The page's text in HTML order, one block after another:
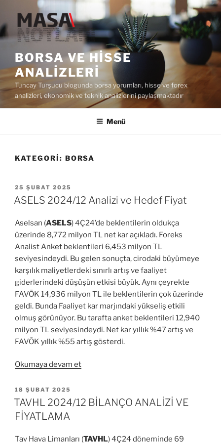
BORSA VE HISSE
ANALIZLERI
Tuncay Turşucu blogunda borsa yorumları, hisse ve forex
analizleri, ekonomik ve teknik analizlerini paylaşmaktadır
Menü
KATEGORI: BORSA
YAYIM
TARIHI
25 ŞUBAT 2025
ASELS 2024/12 Analizi ve Hedef Fiyat
Aselsan (ASELS) 4Ç24’de beklentilerin oldukça
üzerinde 8,772 milyon TL net kar açıkladı. Foreks
Analist Anket beklentileri 6,453 milyon TL
seviyesindeydi. Bu gelen sonuçta, cirodaki büyümeye
karşılık maliyetlerdeki sınırlı artış ve faaliyet
giderlerindeki düşüşün etkisi büyük. Aynı çeyrekte
FAVÖK 14,936 milyon TL ile beklentilerin çok üzerinde
geldi. Bunda Faaliyet kar marjındaki yükseliş etkili
olmuş görünüyor. Bu tarafta anket beklentileri 12,940
milyon TL seviyesindeydi. Net kar yıllık %47 artış ve
FAVÖK yıllık %55 artış gösterdi.
Okumaya devam et“ASELS
ve
YAYIM
TARIHI
18 ŞUBAT 2025
TAVHL 2024/12 BİLANÇO ANALİZİ VE
FİYATLAMA
Tav Hava Limanları (TAVHL) 4Ç24 döneminde 69